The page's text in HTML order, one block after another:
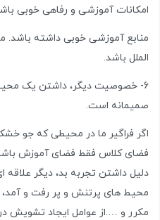
امکانات آموزشی و رفاهی خوبی
منابع آموزشی خوبی داشته
الملل باشد.
6- خصوصیت دیگر، داشتن یک
صمیمانه است.
اگر فراگیر ما در محیطی که جو
فضای کلاس فقط فضای آموزش
دلیل داشتن تجربه بد، دیگر علاقه
محیط های پرتنش و پر رفت و آمد،
مکرر و ….از عوامل ایجاد تشویش